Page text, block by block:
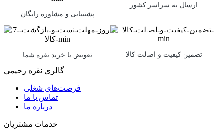
پشتیبانی و مشاوره رایگان
ارسال به سراسر کشور
تعویض یا خرید نقره شما تضمین کیفیت و اصالت کالا
گالری نقره رحیمی
فرصت‌های شغلی
تماس با ما
درباره ما
خدمات مشتریان